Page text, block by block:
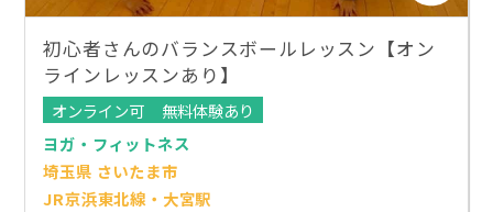
初心者さんのバランスボールレッスン【オン
ラインレッスンあり】
オンライン可
無料体験あり
ヨガ・フィットネス
埼玉県 さいたま市
JR京浜東北線・大宮駅